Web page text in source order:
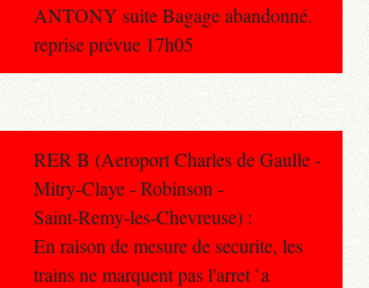
ANTONY suite Bagage abandonné.
reprise prévue 17h05
RER B (Aeroport Charles de Gaulle -
Mitry-Claye - Robinson -
Saint-Remy-les-Chevreuse) :
En raison de mesure de securite, les
trains ne marquent pas l'arret `a